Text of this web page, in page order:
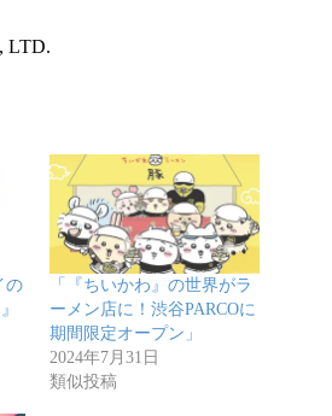
LTD.
の
「『ちいかわ』の世界がラ
ーメン店に！渋谷PARCOに
期間限定オープン」
2024年7月31日
類似投稿